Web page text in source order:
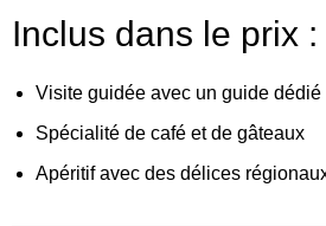
Inclus dans le prix :
Visite guidée avec un guide dédié
Spécialité de café et de gâteaux
Apéritif avec des délices